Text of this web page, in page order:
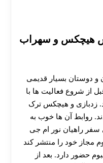
هیچکس و سهراب
و دوستان بسیار قدیمی
از شروع فعالیت ها با
زدبازی و هیچکس ترک
روابط آن ها خوب به
راهیان نور ام جی
مجاز خود را منتشر کند
حضور دارد. بعد از